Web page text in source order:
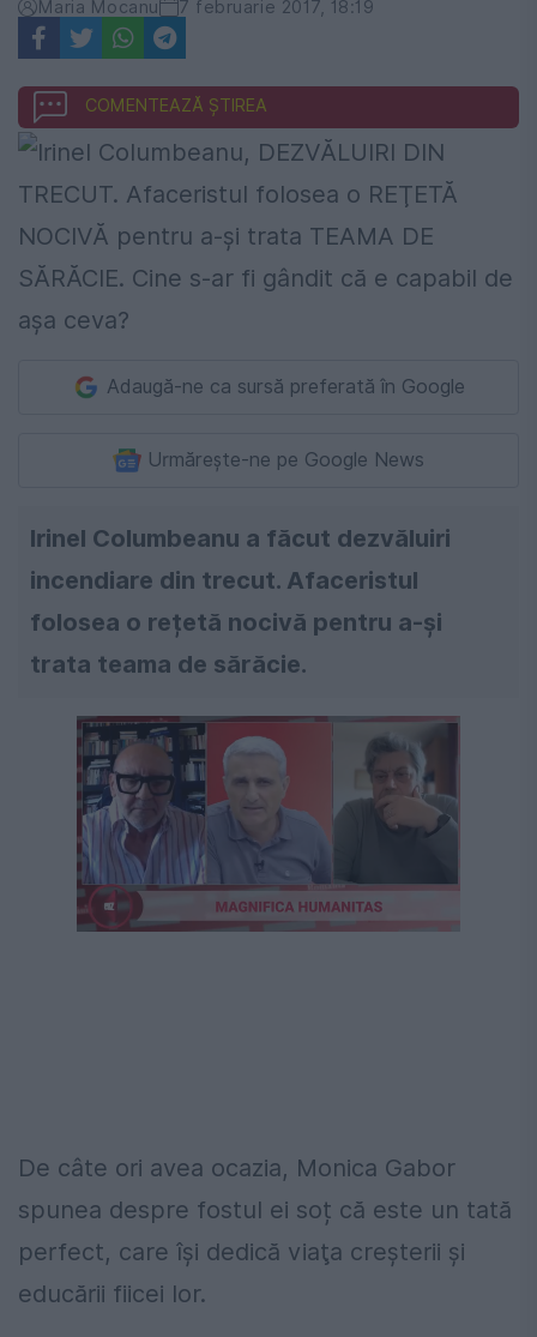
Maria Mocanu 7 februarie 2017, 18:19
COMENTEAZĂ ȘTIREA
Adaugă-ne ca sursă preferată în Google
Urmărește-ne pe Google News
Irinel Columbeanu a făcut dezvăluiri
incendiare din trecut. Afaceristul
folosea o rețetă nocivă pentru a-şi
trata teama de sărăcie.
De câte ori avea ocazia, Monica Gabor
spunea despre fostul ei soț că este un tată
perfect, care îşi dedică viaţa creşterii şi
educării fiicei lor.